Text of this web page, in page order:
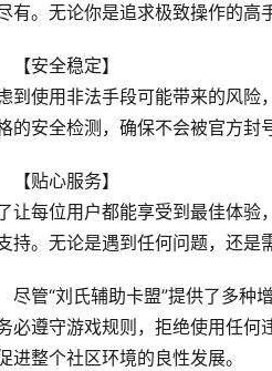
有。无论你是追求极致操作的高
【安全稳定】
到使用非法手段可能带来的风险
的安全检测，确保不会被官方
【贴心服务】
让每位用户都能享受到最佳体验
持。无论是遇到任何问题，还是
尽管“刘氏辅助卡盟”提供了多种
必遵守游戏规则，拒绝使用任何
进整个社区环境的良性发展。